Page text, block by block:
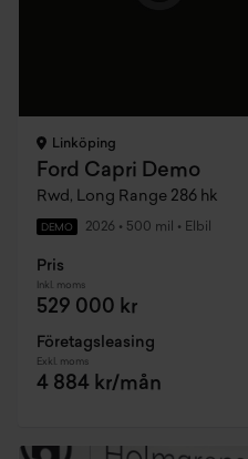
Linköping
Ford Capri Demo
Rwd, Long Range 286 hk
DEMO 2026 • 500 mil • Elbil
Pris
Inkl. moms
529 000 kr
Företagsleasing
Exkl. moms
4 884 kr/mån